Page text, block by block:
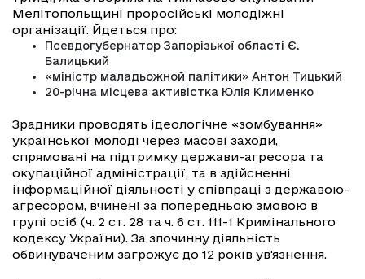
Мелітопольщині проросійські молодіжні
організації. Йдеться про:
Псевдогубернатор Запорізької області Є.
Балицький
«міністр маладьожной палітики» Антон Тицький
20-річна місцева активістка Юлія Клименко
Зрадники проводять ідеологічне «зомбування»
української молоді через масові заходи,
спрямовані на підтримку держави-агресора та
окупаційної адміністрації, та в здійсненні
інформаційної діяльності у співпраці з державою-
агресором, вчинені за попередньою змовою в
групі осіб (ч. 2 ст. 28 та ч. 6 ст. 111-1 Кримінального
кодексу України). За злочинну діяльність
обвинуваченим загрожує до 12 років ув'язнення.